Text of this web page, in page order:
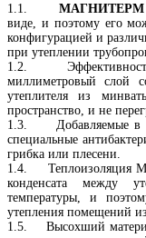
1.1. МАГНИТЕРМ
виде, и поэтому его
конфигурацией и
при утеплении
1.2. Эффективность
миллиметровый слой
утеплителя из
пространство, и не
1.3. Добавляемые в
специальные
грибка или плесени.
1.4. Теплоизоляция
конденсата между
температуры, и
утепления помещений
1.5. Высохший